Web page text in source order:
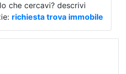
che cercavi? descrivi
richiesta trova immobile